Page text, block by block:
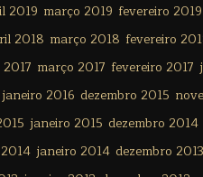
2019 março 2019 fevereiro 2019
2018 março 2018 fevereiro
março 2017 fevereiro 2017
janeiro 2016 dezembro 2015
janeiro 2015 dezembro 2014
janeiro 2014 dezembro 2013